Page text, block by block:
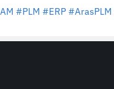
#PLM #ERP #ArasPLM